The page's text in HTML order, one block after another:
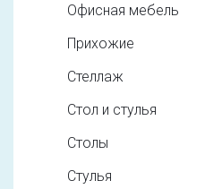
Офисная мебель
Прихожие
Стеллаж
Стол и стулья
Столы
Стулья